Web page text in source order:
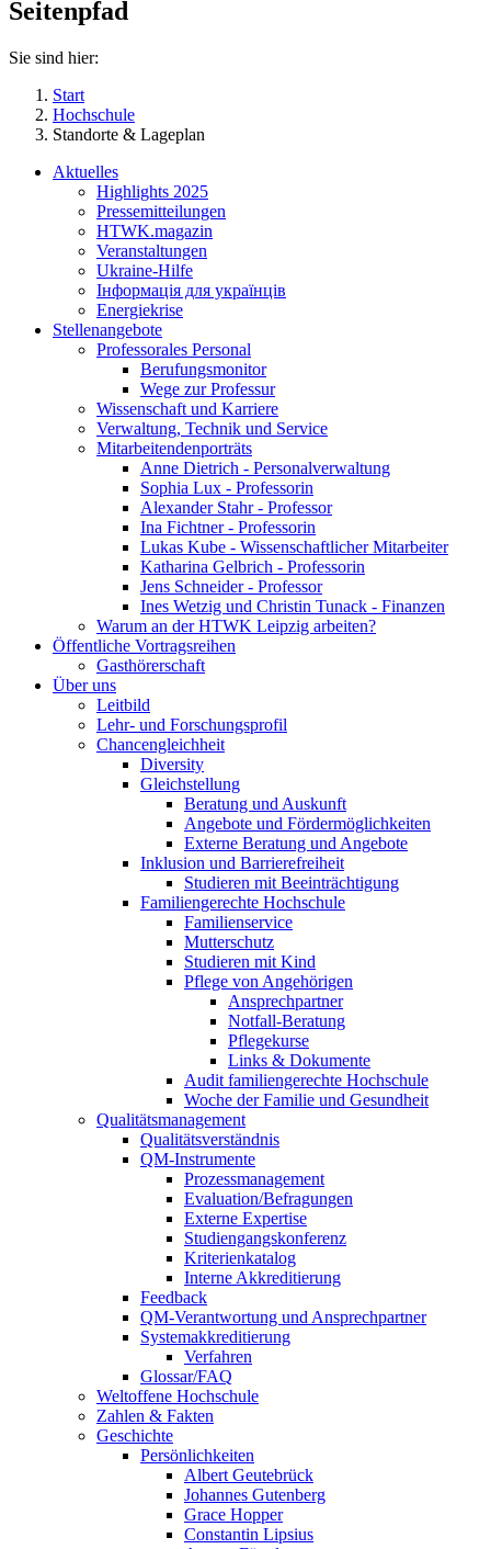
Seitenpfad
Sie sind hier:
Start
Hochschule
Standorte & Lageplan
Aktuelles
Highlights 2025
Pressemitteilungen
HTWK.magazin
Veranstaltungen
Ukraine-Hilfe
Інформація для українців
Energiekrise
Stellenangebote
Professorales Personal
Berufungsmonitor
Wege zur Professur
Wissenschaft und Karriere
Verwaltung, Technik und Service
Mitarbeitendenporträts
Anne Dietrich - Personalverwaltung
Sophia Lux - Professorin
Alexander Stahr - Professor
Ina Fichtner - Professorin
Lukas Kube - Wissenschaftlicher Mitarbeiter
Katharina Gelbrich - Professorin
Jens Schneider - Professor
Ines Wetzig und Christin Tunack - Finanzen
Warum an der HTWK Leipzig arbeiten?
Öffentliche Vortragsreihen
Gasthörerschaft
Über uns
Leitbild
Lehr- und Forschungsprofil
Chancengleichheit
Diversity
Gleichstellung
Beratung und Auskunft
Angebote und Fördermöglichkeiten
Externe Beratung und Angebote
Inklusion und Barrierefreiheit
Studieren mit Beeinträchtigung
Familiengerechte Hochschule
Familienservice
Mutterschutz
Studieren mit Kind
Pflege von Angehörigen
Ansprechpartner
Notfall-Beratung
Pflegekurse
Links & Dokumente
Audit familiengerechte Hochschule
Woche der Familie und Gesundheit
Qualitätsmanagement
Qualitätsverständnis
QM-Instrumente
Prozessmanagement
Evaluation/Befragungen
Externe Expertise
Studiengangskonferenz
Kriterienkatalog
Interne Akkreditierung
Feedback
QM-Verantwortung und Ansprechpartner
Systemakkreditierung
Verfahren
Glossar/FAQ
Weltoffene Hochschule
Zahlen & Fakten
Geschichte
Persönlichkeiten
Albert Geutebrück
Johannes Gutenberg
Grace Hopper
Constantin Lipsius